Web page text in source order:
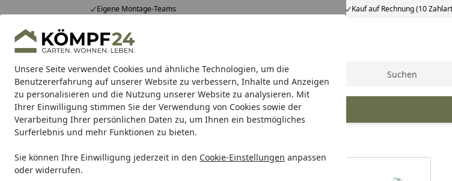
Unsere Seite verwendet Cookies und ähnliche Technologien, um die
Benutzererfahrung auf unserer Website zu verbessern, Inhalte und Anzeigen
zu personalisieren und die Nutzung unserer Website zu analysieren. Mit
Ihrer Einwilligung stimmen Sie der Verwendung von Cookies sowie der
Verarbeitung Ihrer persönlichen Daten zu, um Ihnen ein bestmögliches
Surferlebnis und mehr Funktionen zu bieten.
Sie können Ihre Einwilligung jederzeit in den Cookie-Einstellungen anpassen
oder widerrufen.
Eigene Montage-Teams Kauf auf Rechnung (10
Hotline0 71 588 01 81
Mo-Fr. 8-16 Uhr 25.957 Bewertungen
Alle Produkte
Alle ProdukteHighlights Tipps & Tricks Suche
Keyster Vergaser Reparatursatz Vergaser Komplett Teile
Startseite